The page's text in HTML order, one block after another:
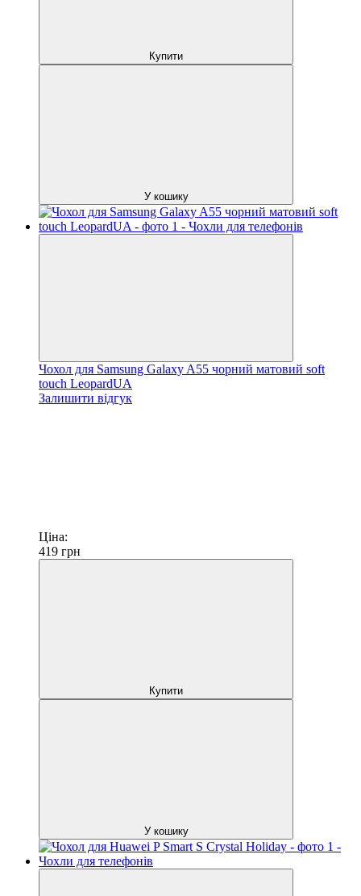
Купити
У кошику
Чохол для Samsung Galaxy A55 чорний матовий soft
touch LeopardUA
Залишити відгук
Ціна:
419 грн
Купити
У кошику